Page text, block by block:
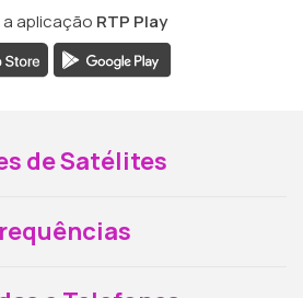
aplicação RTP Play
de Satélites